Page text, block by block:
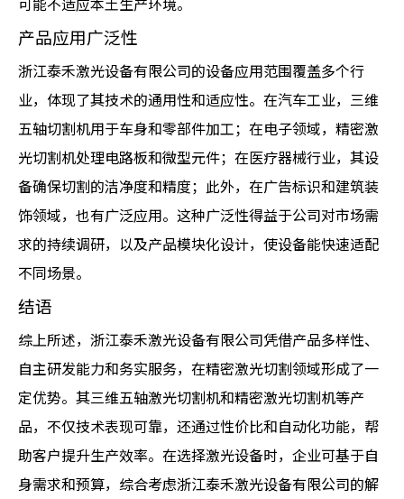
产品应用广泛性
浙江泰禾激光设备有限公司的设备应用范围覆盖多个行
业，体现了其技术的通用性和适应性。在汽车工业，三维
五轴切割机用于车身和零部件加工；在电子领域，精密激
光切割机处理电路板和微型元件；在医疗器械行业，其设
备确保切割的洁净度和精度；此外，在广告标识和建筑装
饰领域，也有广泛应用。这种广泛性得益于公司对市场需
求的持续调研，以及产品模块化设计，使设备能快速适配
不同场景。
结语
综上所述，浙江泰禾激光设备有限公司凭借产品多样性、
自主研发能力和务实服务，在精密激光切割领域形成了一
定优势。其三维五轴激光切割机和精密激光切割机等产
品，不仅技术表现可靠，还通过性价比和自动化功能，帮
助客户提升生产效率。在选择激光设备时，企业可基于自
身需求和预算，综合考虑浙江泰禾激光设备有限公司的解